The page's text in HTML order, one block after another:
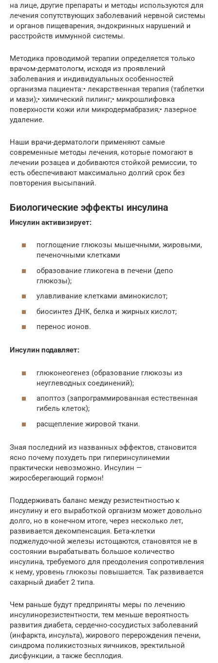
на лице, другие препараты и методы используются для
лечения сопутствующих заболеваний нервной системы
и органов пищеварения, эндокринных нарушений и
расстройств иммунной системы.
Методика проводимой терапии определяется только
врачом-дерматологм, исходя из проявлений
заболевания и индивидуальных особенностей
организма пациента:• лекарственная терапия (таблетки
и мази);• химический пилинг;• микрошлифовка
поверхности кожи или микродермабразия;• лазерное
удаление.
Наши врачи-дерматологи применяют самые
современные методы лечения, которые помогают в
лечении розацеа и добиваются стойкой ремиссии, то
есть обеспечивают максимально долгий срок без
повторения высыпаний.
Биологические эффекты инсулина
Инсулин активизирует:
поглощение глюкозы мышечными, жировыми,
печеночными клетками
образование гликогена в печени (депо
глюкозы);
улавливание клетками аминокислот;
биосинтез ДНК, белка и жирных кислот;
перенос ионов.
Инсулин подавляет:
глюконеогенез (образование глюкозы из
неуглеводных соединений);
апоптоз (запрограммированная естественная
гибель клеток);
расщепление жировой ткани.
Зная последний из названных эффектов, становится
ясно почему похудеть при гиперинсулинемии
практически невозможно. Инсулин —
жиросберегающий гормон!
Поддерживать баланс между резистентностью к
инсулину и его выработкой организм может довольно
долго, но в конечном итоге, через несколько лет,
развивается декомпенсация. Бета-клетки
поджелудочной железы истощаются, становятся не в
состоянии вырабатывать большое количество
инсулина, требуемого для преодоления сопротивления
к нему, уровень глюкозы повышается. Так развивается
сахарный диабет 2 типа.
Чем раньше будут предприняты меры по лечению
инсулинорезистентности, тем меньше вероятность
развития диабета, сердечно-сосудистых заболеваний
(инфаркта, инсульта), жирового перерождения печени,
синдрома поликистозных яичников, эректильной
дисфункции, а также бесплодия.